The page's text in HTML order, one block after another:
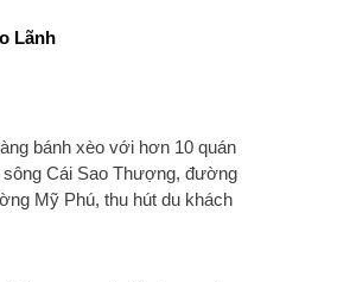
Lãnh
bánh xèo với hơn 10 quán
sông Cái Sao Thượng, đường
Mỹ Phú, thu hút du khách